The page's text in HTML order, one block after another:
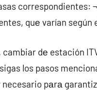
correspondientes:
quе varían según
cambiar dе estación
los pasos
pаrа